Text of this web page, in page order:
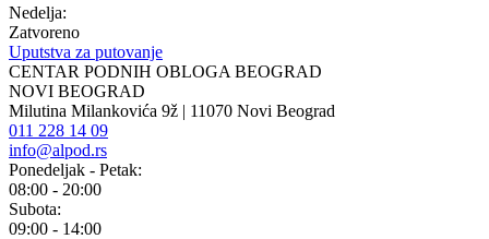
Nedelja:
Zatvoreno
Uputstva za putovanje
CENTAR PODNIH OBLOGA BEOGRAD
NOVI BEOGRAD
Milutina Milankovića 9ž | 11070 Novi Beograd
011 228 14 09
info@alpod.rs
Ponedeljak - Petak:
08:00 - 20:00
Subota:
09:00 - 14:00